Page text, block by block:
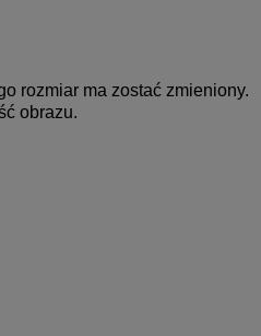
rozmiar ma zostać zmieniony.
obrazu.